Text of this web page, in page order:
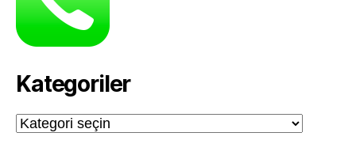
Kategoriler
Kategoriler